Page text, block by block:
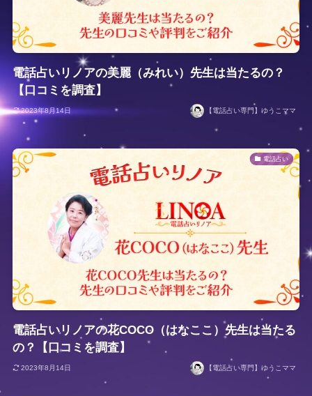
電話占いリノアの美麗（みれい）先生は当たるの？
【口コミを調査】
2023年8月14日 【電話占い専門】ゆうこママ
電話占い
電話占いリノアの花COCO（はなここ）先生は当たる
の？【口コミを調査】
2023年8月14日 【電話占い専門】ゆうこママ